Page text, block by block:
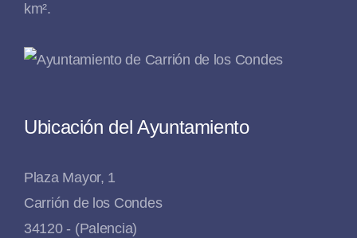
km².
Ubicación del Ayuntamiento
Plaza Mayor, 1
Carrión de los Condes
34120 - (Palencia)